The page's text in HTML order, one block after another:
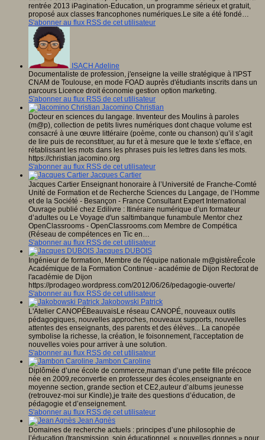
rentrée 2013 iPagination-Education, un programme sérieux et gratuit,
proposé aux classes francophones numériques.Le site a été fondé…
S'abonner au flux RSS de cet utilisateur
ISACH Adeline
Documentaliste de profession, j'enseigne la veille stratégique à l'IPST
CNAM de Toulouse, en mode FOAD auprès d'étudiants inscrits dans un
parcours Licence droit économie gestion option marketing.
S'abonner au flux RSS de cet utilisateur
Jacomino Christian
Docteur en sciences du langage. Inventeur des Moulins à paroles
(m@p), collection de petits livres numériques dont chaque volume est
consacré à une œuvre littéraire (poème, conte ou chanson) qu’il s’agit
de lire puis de reconstituer, au fur et à mesure que le texte s’efface, en
rétablissant les mots dans les phrases puis les lettres dans les mots.
https://christian.jacomino.org
S'abonner au flux RSS de cet utilisateur
Jacques Cartier
Jacques Cartier Enseignant honoraire à l’Université de Franche-Comté
Unité de Formation et de Recherche Sciences du Langage, de l’Homme
et de la Société - Besançon - France Consultant Expert International
Ouvrage publié chez Edilivre : Itinéraire numérique d’un formateur
d’adultes ou Le Voyage d'un saltimbanque funambule Mentor chez
OpenClassrooms - OpenClassrooms.com Membre de Compética
(Réseau de compétences en Tic en…
S'abonner au flux RSS de cet utilisateur
Jacques DUBOIS
Ingénieur de formation, Membre de l'équipe nationale m@gistèreÉcole
Académique de la Formation Continue - académie de Dijon Rectorat de
l'académie de Dijon
https://prodageo.wordpress.com/2012/06/26/pedagogie-ouverte/
S'abonner au flux RSS de cet utilisateur
Jakobowski Patrick
L'Atelier CANOPÉBeauvaisLe réseau CANOPÉ, nouveaux outils
pédagogiques, nouvelles approches, nouveaux supports, nouvelles
attentes des enseignants, des parents et des élèves... La canopée
symbolise la richesse, la création, le foisonnement, l'acceptation de
nouvelles voies pour arriver à une solution.
S'abonner au flux RSS de cet utilisateur
Jambon Caroline
Diplômée d’une école de commerce,maman d’une petite fille précoce
née en 2009,reconvertie en professeur des écoles,enseignante en
moyenne section, grande section et CE2,auteur d’albums jeunesse
(retrouvez-moi sur Kindle),je traite des questions d’éducation, de
pédagogie et d’enseignement.
S'abonner au flux RSS de cet utilisateur
Jean Agnès
Domaines de recherche actuels : principes d’une philosophie de
l’éducation (transmission, soin éducationnel, « nouvelles donnes » pour